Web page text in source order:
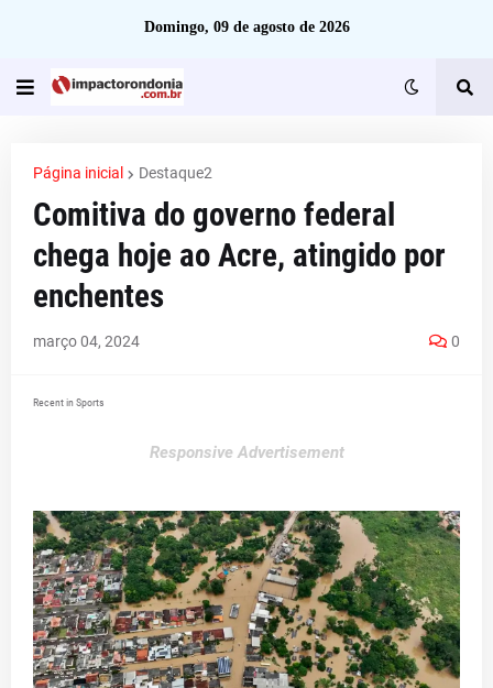
Domingo, 09 de agosto de 2026
Página inicial Destaque2
Comitiva do governo federal
chega hoje ao Acre, atingido por
enchentes
março 04, 2024 0
Recent in Sports
Responsive Advertisement